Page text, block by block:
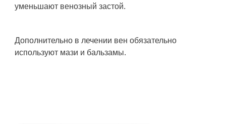
уменьшают венозный застой.
Дополнительно в лечении вен обязательно
используют мази и бальзамы.